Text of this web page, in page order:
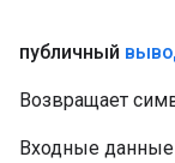
публичный
Возвращает
Входные